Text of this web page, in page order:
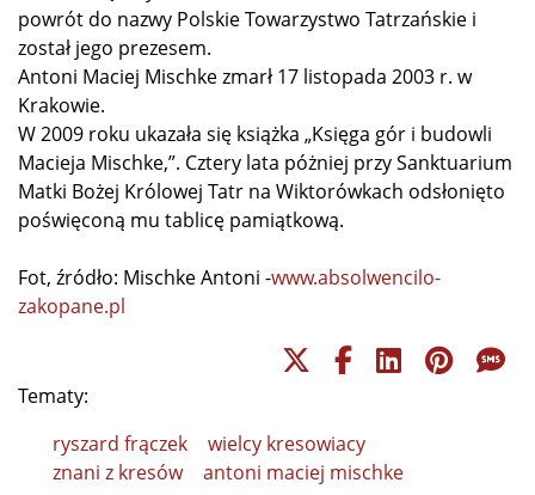
powrót do nazwy Polskie Towarzystwo Tatrzańskie i
został jego prezesem.
Antoni Maciej Mischke zmarł 17 listopada 2003 r. w
Krakowie.
W 2009 roku ukazała się książka „Księga gór i budowli
Macieja Mischke,”. Cztery lata póżniej przy Sanktuarium
Matki Bożej Królowej Tatr na Wiktorówkach odsłonięto
poświęconą mu tablicę pamiątkową.
Fot, źródło: Mischke Antoni -www.absolwencilo-
zakopane.pl
Tematy:
ryszard frączek
wielcy kresowiacy
znani z kresów
antoni maciej mischke